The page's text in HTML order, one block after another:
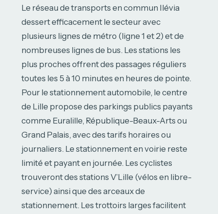
Le réseau de transports en commun Ilévia
dessert efficacement le secteur avec
plusieurs lignes de métro (ligne 1 et 2) et de
nombreuses lignes de bus. Les stations les
plus proches offrent des passages réguliers
toutes les 5 à 10 minutes en heures de pointe.
Pour le stationnement automobile, le centre
de Lille propose des parkings publics payants
comme Euralille, République-Beaux-Arts ou
Grand Palais, avec des tarifs horaires ou
journaliers. Le stationnement en voirie reste
limité et payant en journée. Les cyclistes
trouveront des stations V’Lille (vélos en libre-
service) ainsi que des arceaux de
stationnement. Les trottoirs larges facilitent